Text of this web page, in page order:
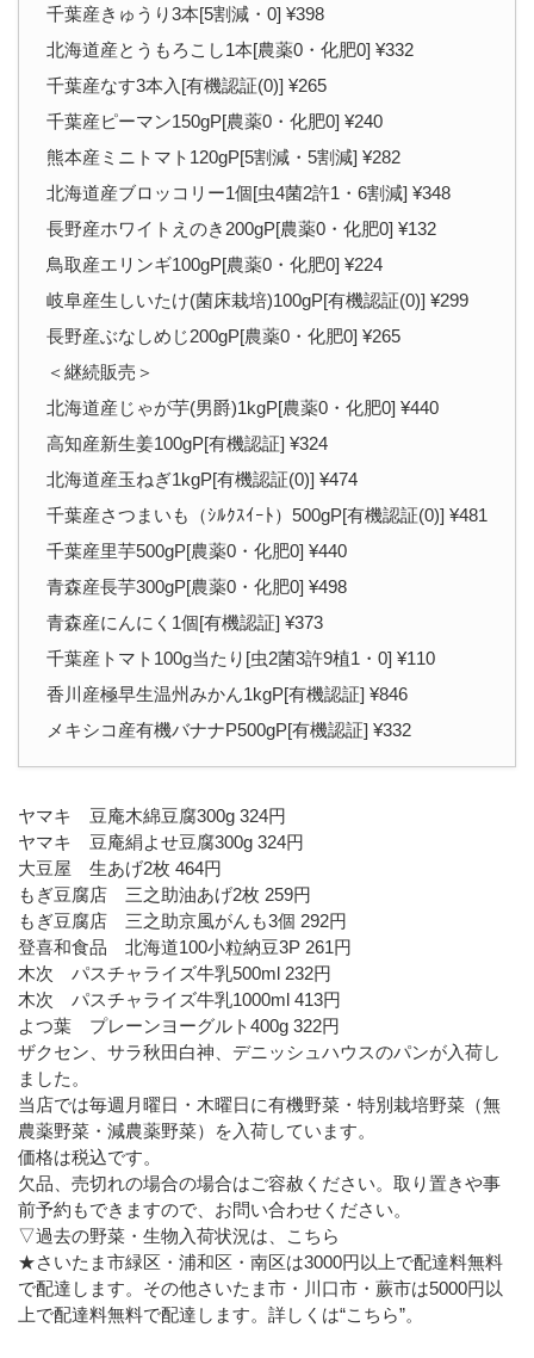
千葉産きゅうり3本[5割減・0] ¥398
北海道産とうもろこし1本[農薬0・化肥0] ¥332
千葉産なす3本入[有機認証(0)] ¥265
千葉産ピーマン150gP[農薬0・化肥0] ¥240
熊本産ミニトマト120gP[5割減・5割減] ¥282
北海道産ブロッコリー1個[虫4菌2許1・6割減] ¥348
長野産ホワイトえのき200gP[農薬0・化肥0] ¥132
鳥取産エリンギ100gP[農薬0・化肥0] ¥224
岐阜産生しいたけ(菌床栽培)100gP[有機認証(0)] ¥299
長野産ぶなしめじ200gP[農薬0・化肥0] ¥265
＜継続販売＞
北海道産じゃが芋(男爵)1kgP[農薬0・化肥0] ¥440
高知産新生姜100gP[有機認証] ¥324
北海道産玉ねぎ1kgP[有機認証(0)] ¥474
千葉産さつまいも（ｼﾙｸｽｲｰﾄ）500gP[有機認証(0)] ¥481
千葉産里芋500gP[農薬0・化肥0] ¥440
青森産長芋300gP[農薬0・化肥0] ¥498
青森産にんにく1個[有機認証] ¥373
千葉産トマト100g当たり[虫2菌3許9植1・0] ¥110
香川産極早生温州みかん1kgP[有機認証] ¥846
メキシコ産有機バナナP500gP[有機認証] ¥332
ヤマキ 豆庵木綿豆腐300g 324円
ヤマキ 豆庵絹よせ豆腐300g 324円
大豆屋 生あげ2枚 464円
もぎ豆腐店 三之助油あげ2枚 259円
もぎ豆腐店 三之助京風がんも3個 292円
登喜和食品 北海道100小粒納豆3P 261円
木次 パスチャライズ牛乳500ml 232円
木次 パスチャライズ牛乳1000ml 413円
よつ葉 プレーンヨーグルト400g 322円
ザクセン、サラ秋田白神、デニッシュハウスのパンが入荷し
ました。
当店では毎週月曜日・木曜日に有機野菜・特別栽培野菜（無
農薬野菜・減農薬野菜）を入荷しています。
価格は税込です。
欠品、売切れの場合の場合はご容赦ください。取り置きや事
前予約もできますので、お問い合わせください。
▽過去の野菜・生物入荷状況は、こちら
★さいたま市緑区・浦和区・南区は3000円以上で配達料無料
で配達します。その他さいたま市・川口市・蕨市は5000円以
上で配達料無料で配達します。詳しくは“こちら”。